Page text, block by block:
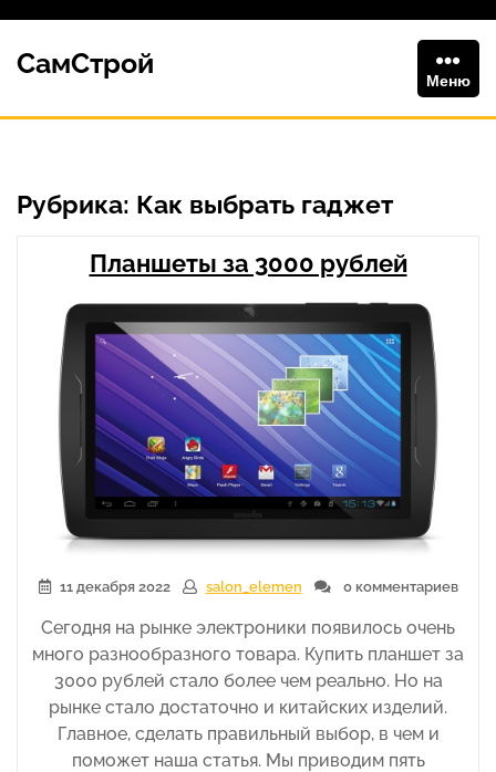
содержимому
СамСтрой
Меню
Рубрика: Как выбрать гаджет
Планшеты за 3000 рублей
11 декабря 2022 salon_elemen 0 комментариев
Сегодня на рынке электроники появилось очень
много разнообразного товара. Купить планшет за
3000 рублей стало более чем реально. Но на
рынке стало достаточно и китайских изделий.
Главное, сделать правильный выбор, в чем и
поможет наша статья. Мы приводим пять